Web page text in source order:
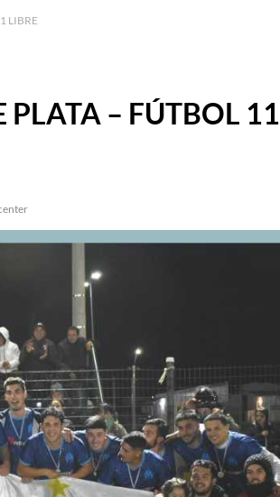
LIBRE
– FÚTBOL 11